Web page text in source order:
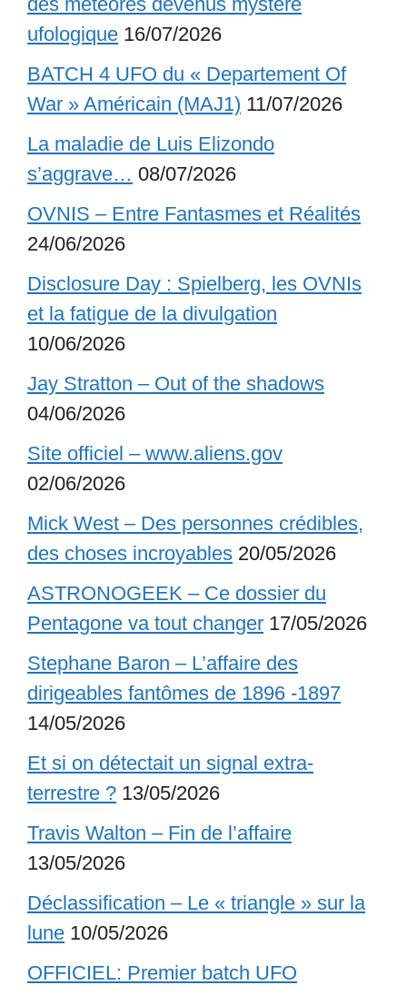
ufologique 16/07/2026
BATCH 4 UFO du « Departement Of
War » Américain (MAJ1) 11/07/2026
La maladie de Luis Elizondo
s’aggrave… 08/07/2026
OVNIS – Entre Fantasmes et Réalités
24/06/2026
Disclosure Day : Spielberg, les OVNIs
et la fatigue de la divulgation
10/06/2026
Jay Stratton – Out of the shadows
04/06/2026
Site officiel – www.aliens.gov
02/06/2026
Mick West – Des personnes crédibles,
des choses incroyables 20/05/2026
ASTRONOGEEK – Ce dossier du
Pentagone va tout changer 17/05/2026
Stephane Baron – L’affaire des
dirigeables fantômes de 1896 -1897
14/05/2026
Et si on détectait un signal extra-
terrestre ? 13/05/2026
Travis Walton – Fin de l’affaire
13/05/2026
Déclassification – Le « triangle » sur la
lune 10/05/2026
OFFICIEL: Premier batch UFO